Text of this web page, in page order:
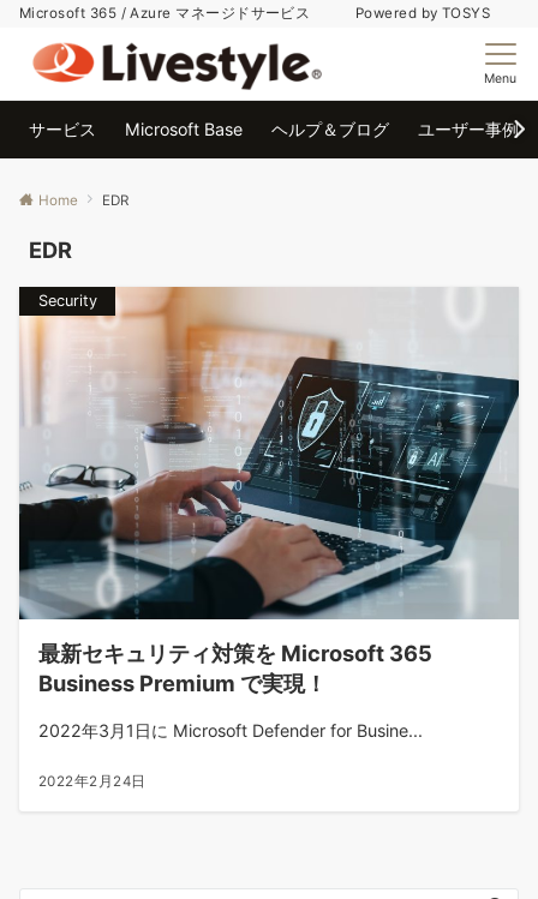
Microsoft 365 / Azure マネージドサービス Powered by TOSYS
Menu
サービス Microsoft Base ヘルプ＆ブログ ユーザー事例
Home EDR
EDR
Security
最新セキュリティ対策を Microsoft 365
Business Premium で実現！
2022年3月1日に Microsoft Defender for Busine...
2022年2月24日